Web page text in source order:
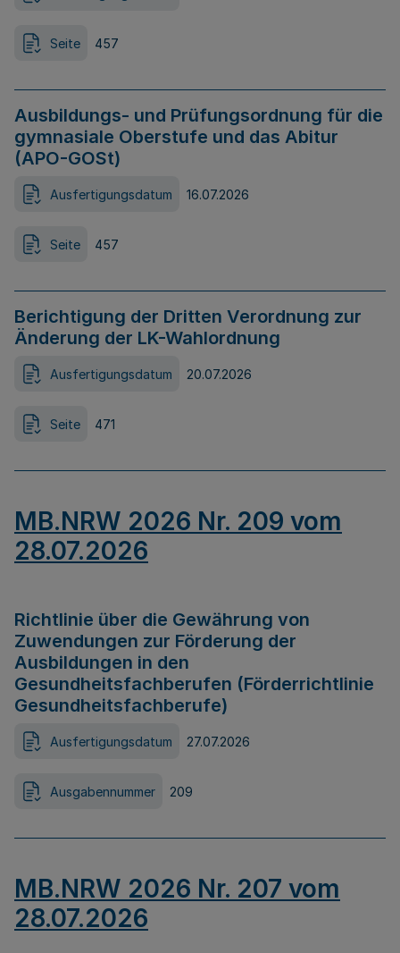
Seite 457
Ausbildungs- und Prüfungsordnung für die
gymnasiale Oberstufe und das Abitur
(APO-GOSt)
Ausfertigungsdatum 16.07.2026
Seite 457
Berichtigung der Dritten Verordnung zur
Änderung der LK-Wahlordnung
Ausfertigungsdatum 20.07.2026
Seite 471
MB.NRW 2026 Nr. 209 vom
28.07.2026
Richtlinie über die Gewährung von
Zuwendungen zur Förderung der
Ausbildungen in den
Gesundheitsfachberufen (Förderrichtlinie
Gesundheitsfachberufe)
Ausfertigungsdatum 27.07.2026
Ausgabennummer 209
MB.NRW 2026 Nr. 207 vom
28.07.2026